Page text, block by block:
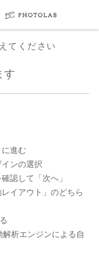
てください
す
進む
ンの選択
認して「次へ」
イアウト」のどちら
析エンジンによる自